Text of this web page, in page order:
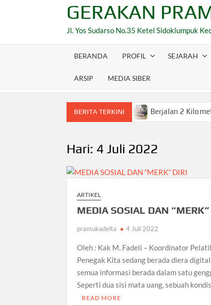
GERAKAN
Jl. Yos Sudarso No.35 Ketel Sidoklumpuk
BERANDA PROFIL SEJARAH
ARSIP MEDIA SIBER
BERITA TERKINI
Paling Berkesan Berjalan 2 Kilometer
Hari: 4 Juli 2022
ARTIKEL
MEDIA SOSIAL DAN “MERK”
pramukadelta 4 Juli 2022
Oleh : Kak M. Fadeli – Koordinator
Penegak Kita sedang berada diera
semua informasi berada dalam satu
Seperti dua sisi mata uang, sebuah
READ MORE